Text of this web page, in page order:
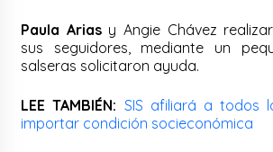
Paula Ariasy Angie Chávez
sus seguidores, mediante un
salseras solicitaron ayuda.
LEE TAMBIÉN: SIS afiliará a todos
importar condición socieconómica